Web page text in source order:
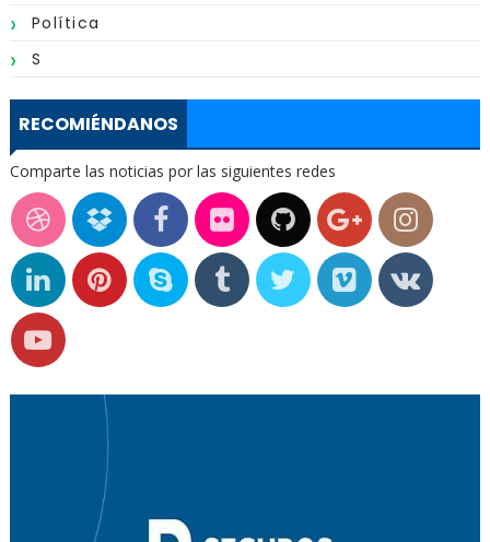
Política
S
RECOMIÉNDANOS
Comparte las noticias por las siguientes redes